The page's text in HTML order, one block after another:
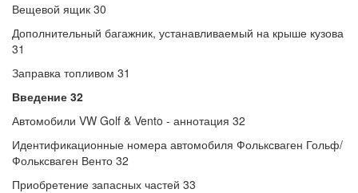
Вещевой ящик 30
Дополнительный багажник, устанавливаемый на крыше кузова
31
Заправка топливом 31
Введение 32
Автомобили VW Golf & Vento - аннотация 32
Идентификационные номера автомобиля Фольксваген Гольф/
Фольксваген Венто 32
Приобретение запасных частей 33